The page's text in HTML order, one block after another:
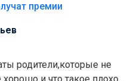
премии
родители,которые не